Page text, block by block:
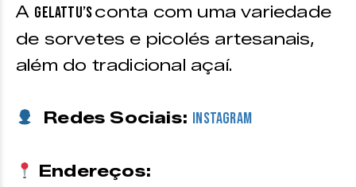
A Gelattu’sconta com uma variedade
de sorvetes e picolés artesanais,
além do tradicional açaí.
Redes Sociais: Instagram
Endereços: